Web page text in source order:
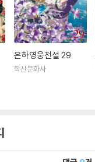
은하영웅전설 29
학산문화사